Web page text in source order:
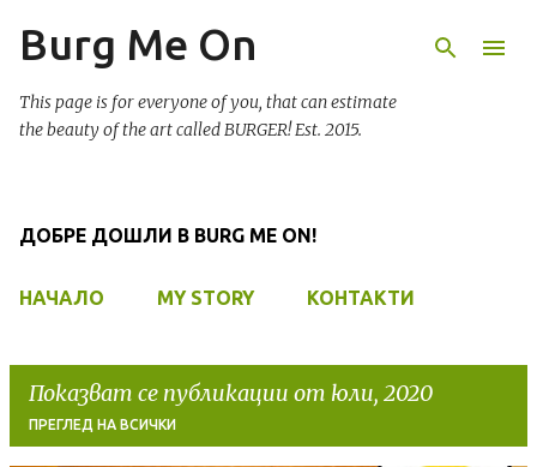
Пропускане към основното съдържание
Burg Me On
This page is for everyone of you, that can estimate
the beauty of the art called BURGER! Est. 2015.
ДОБРЕ ДОШЛИ В BURG ME ON!
НАЧАЛО MY STORY КОНТАКТИ
Показват се публикации от юли, 2020
ПРЕГЛЕД НА ВСИЧКИ